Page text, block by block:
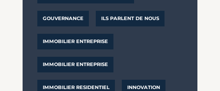
GOUVERNANCE ILS PARLENT DE NOUS
IMMOBILIER ENTREPRISE
IMMOBILIER ENTREPRISE
IMMOBILIER RESIDENTIEL INNOVATION